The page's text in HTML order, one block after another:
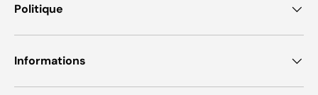
Politique
Informations